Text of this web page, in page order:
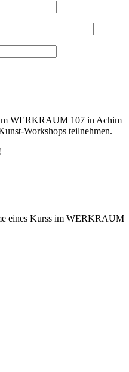
WERKRAUM 107 in Achim
Workshops teilnehmen.
eines Kurss im WERKRAUM